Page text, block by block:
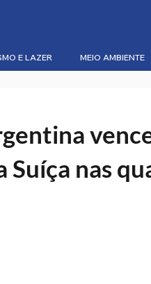
E LAZER MEIO AMBIENTE
Suíça nas